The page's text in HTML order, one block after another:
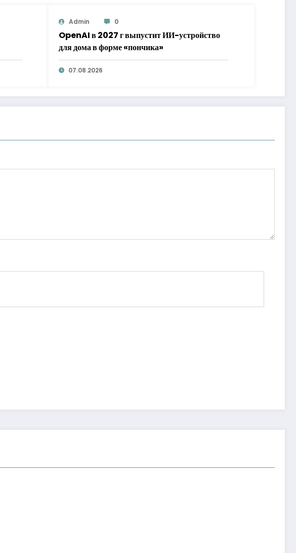
Admin 0
OpenAI в 2027 г выпустит ИИ-устройство
для дома в форме «пончика»
07.08.2026